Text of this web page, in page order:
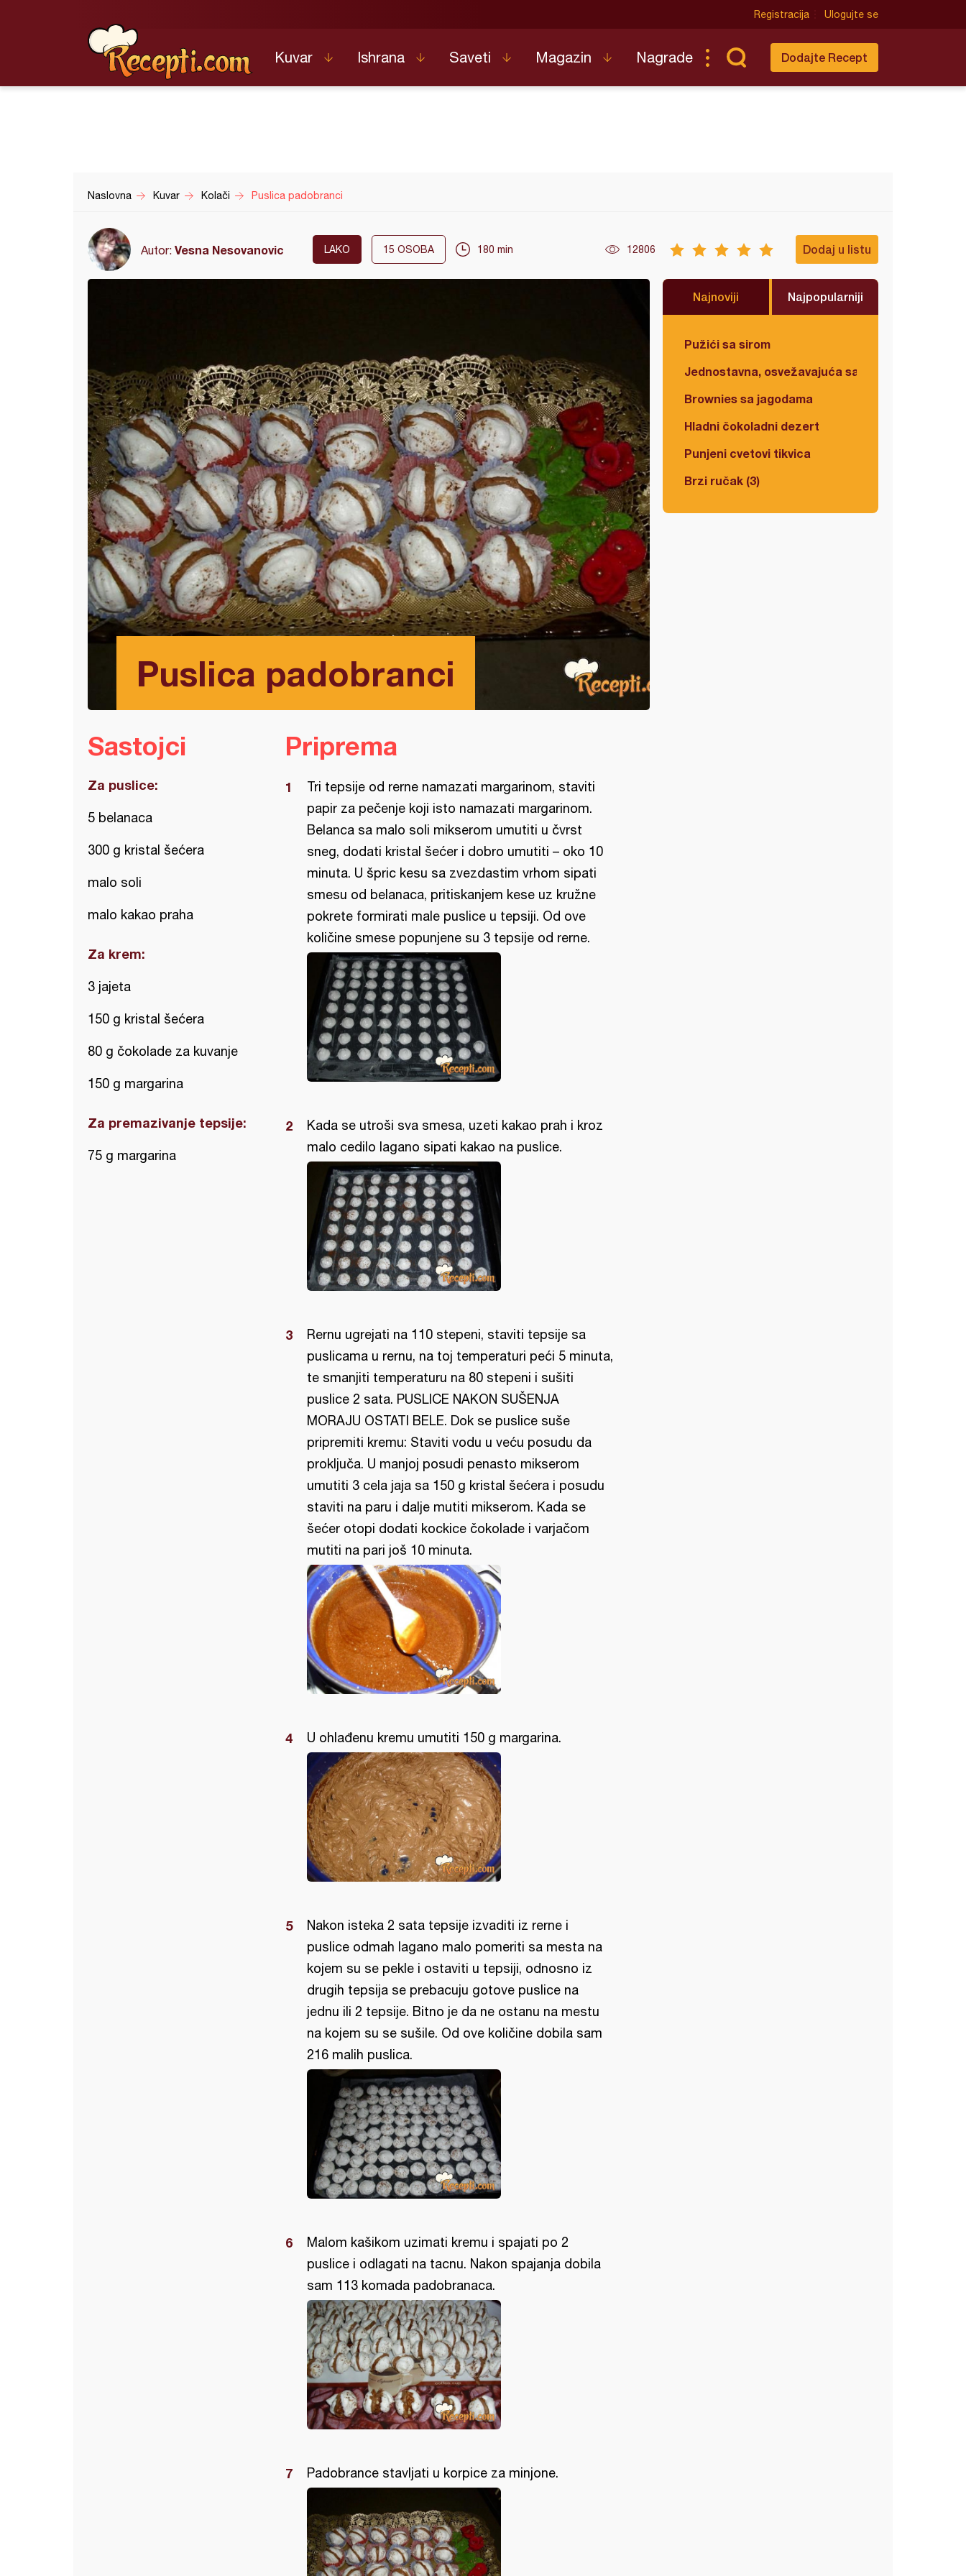
Registracija Ulogujte se
Kuvar Ishrana Saveti Magazin Nagrade Dodajte Recept
Naslovna Kuvar Kolači Puslica padobranci
Autor: Vesna Nesovanovic LAKO 15 OSOBA 180 min 12806 Dodaj u listu
Puslica padobranci
Najnoviji Najpopularniji
Pužići sa sirom
Jednostavna, osvežavajuća salata
Brownies sa jagodama
Hladni čokoladni dezert
Punjeni cvetovi tikvica
Brzi ručak (3)
Sastojci
Za puslice:
5 belanaca
300 g kristal šećera
malo soli
malo kakao praha
Za krem:
3 jajeta
150 g kristal šećera
80 g čokolade za kuvanje
150 g margarina
Za premazivanje tepsije:
75 g margarina
Priprema
Tri tepsije od rerne namazati margarinom, staviti
papir za pečenje koji isto namazati margarinom.
Belanca sa malo soli mikserom umutiti u čvrst
sneg, dodati kristal šećer i dobro umutiti – oko 10
minuta. U špric kesu sa zvezdastim vrhom sipati
smesu od belanaca, pritiskanjem kese uz kružne
pokrete formirati male puslice u tepsiji. Od ove
količine smese popunjene su 3 tepsije od rerne.
Kada se utroši sva smesa, uzeti kakao prah i kroz
malo cedilo lagano sipati kakao na puslice.
Rernu ugrejati na 110 stepeni, staviti tepsije sa
puslicama u rernu, na toj temperaturi peći 5 minuta,
te smanjiti temperaturu na 80 stepeni i sušiti
puslice 2 sata. PUSLICE NAKON SUŠENJA
MORAJU OSTATI BELE. Dok se puslice suše
pripremiti kremu: Staviti vodu u veću posudu da
proključa. U manjoj posudi penasto mikserom
umutiti 3 cela jaja sa 150 g kristal šećera i posudu
staviti na paru i dalje mutiti mikserom. Kada se
šećer otopi dodati kockice čokolade i varjačom
mutiti na pari još 10 minuta.
U ohlađenu kremu umutiti 150 g margarina.
Nakon isteka 2 sata tepsije izvaditi iz rerne i
puslice odmah lagano malo pomeriti sa mesta na
kojem su se pekle i ostaviti u tepsiji, odnosno iz
drugih tepsija se prebacuju gotove puslice na
jednu ili 2 tepsije. Bitno je da ne ostanu na mestu
na kojem su se sušile. Od ove količine dobila sam
216 malih puslica.
Malom kašikom uzimati kremu i spajati po 2
puslice i odlagati na tacnu. Nakon spajanja dobila
sam 113 komada padobranaca.
Padobrance stavljati u korpice za minjone.